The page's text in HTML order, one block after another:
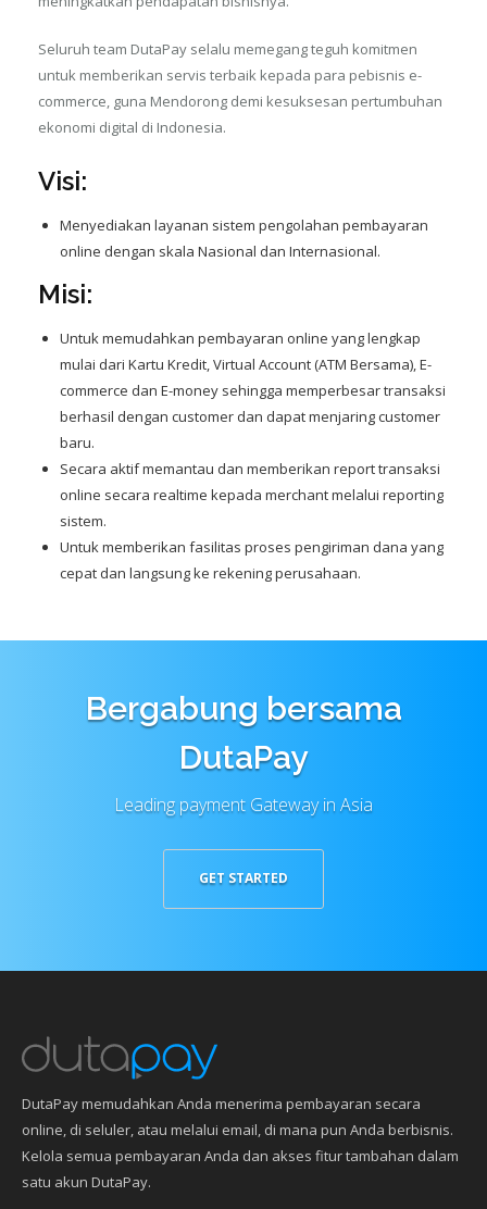
Seluruh team DutaPay selalu memegang teguh komitmen
untuk memberikan servis terbaik kepada para pebisnis e-
commerce, guna Mendorong demi kesuksesan pertumbuhan
ekonomi digital di Indonesia.
Visi:
Menyediakan layanan sistem pengolahan pembayaran
online dengan skala Nasional dan Internasional.
Misi:
Untuk memudahkan pembayaran online yang lengkap
mulai dari Kartu Kredit, Virtual Account (ATM Bersama), E-
commerce dan E-money sehingga memperbesar transaksi
berhasil dengan customer dan dapat menjaring customer
baru.
Secara aktif memantau dan memberikan report transaksi
online secara realtime kepada merchant melalui reporting
sistem.
Untuk memberikan fasilitas proses pengiriman dana yang
cepat dan langsung ke rekening perusahaan.
Bergabung bersama
DutaPay
Leading payment Gateway in Asia
GET STARTED
DutaPay memudahkan Anda menerima pembayaran secara
online, di seluler, atau melalui email, di mana pun Anda berbisnis.
Kelola semua pembayaran Anda dan akses fitur tambahan dalam
satu akun DutaPay.